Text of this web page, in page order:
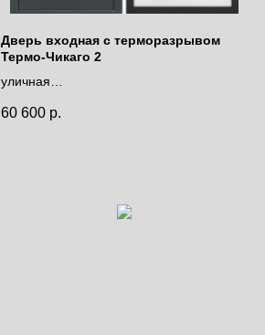
Дверь входная с терморазрывом
Термо-Чикаго 2
уличная
60 600 р.